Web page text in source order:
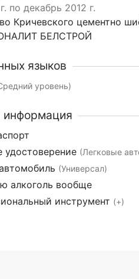
по декабрь 2012 г.
Кричевского цементно
БЕЛСТРОЙ
языков
уровень)
информация
удостоверение (Легковые
(Универсал)
алкоголь вообще
инструмент (+)